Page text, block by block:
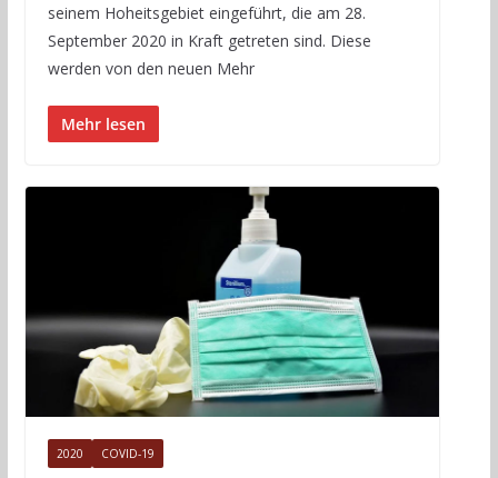
seinem Hoheitsgebiet eingeführt, die am 28.
September 2020 in Kraft getreten sind. Diese
werden von den neuen Mehr
Mehr lesen
2020 COVID-19